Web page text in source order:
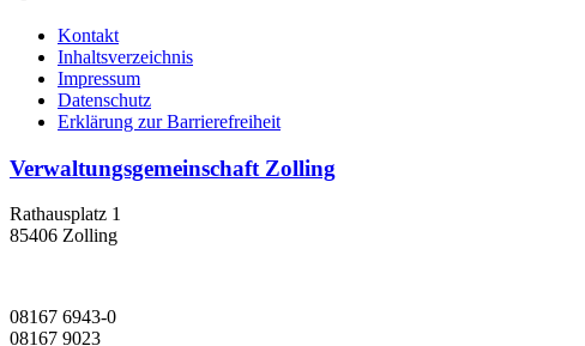
Kontakt
Inhaltsverzeichnis
Impressum
Datenschutz
Erklärung zur Barrierefreiheit
Verwaltungsgemeinschaft Zolling
Rathausplatz 1
85406 Zolling
08167 6943-0
08167 9023